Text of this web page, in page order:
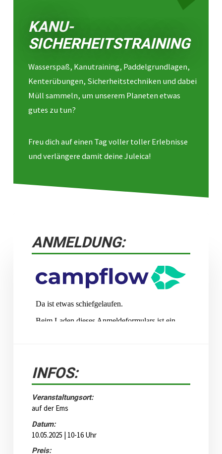
KANU-
SICHERHEITSTRAINING
Wasserspaß, Kanutraining, Paddelgrundlagen,
Kenterübungen, Sicherheitstechniken und dabei
Müll sammeln, um unserem Planeten etwas
gutes zu tun?
Freu dich auf einen Tag voller toller Erlebnisse
und verlängere damit deine Juleica!
ANMELDUNG:
INFOS:
Veranstaltungsort:
auf der Ems
Datum:
10.05.2025 | 10-16 Uhr
Preis: